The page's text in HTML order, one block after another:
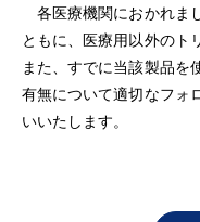
各医療機関におかれま
ともに、医療用以外のト
また、すでに当該製品を
有無について適切なフォ
いいたします。